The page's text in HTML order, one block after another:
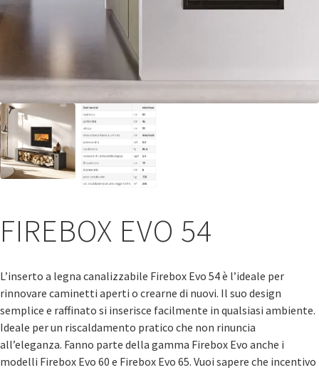
FIREBOX EVO 54
L’inserto a legna canalizzabile Firebox Evo 54 è l’ideale per
rinnovare caminetti aperti o crearne di nuovi. Il suo design
semplice e raffinato si inserisce facilmente in qualsiasi ambiente.
Ideale per un riscaldamento pratico che non rinuncia
all’eleganza. Fanno parte della gamma Firebox Evo anche i
modelli Firebox Evo 60 e Firebox Evo 65. Vuoi sapere che incentivo